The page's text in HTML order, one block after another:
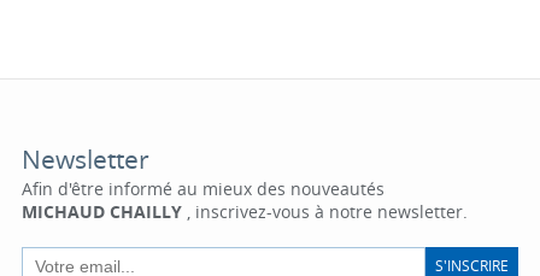
Newsletter
Afin d'être informé au mieux des nouveautés
MICHAUD CHAILLY, inscrivez-vous à notre newsletter.
S'INSCRIRE